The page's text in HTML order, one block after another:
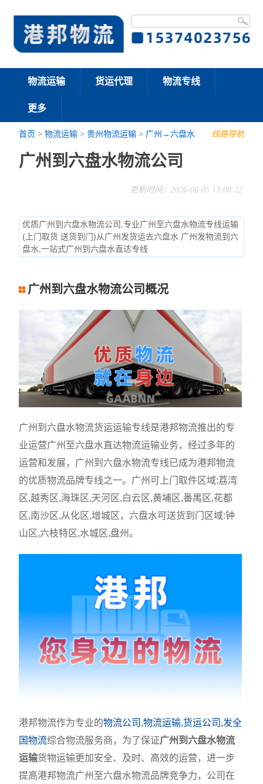
物流运输 货运代理 物流专线
更多
线路导航
首页 >物流运输 >贵州物流运输 > 广州→六盘水
广州到六盘水物流公司
更新时间：2026-08-05 13:08:22
优质广州到六盘水物流公司,专业广州至六盘水物流专线运输
(上门取货 送货到门)从广州发货运去六盘水 广州发物流到六
盘水,一站式广州到六盘水直达专线
广州到六盘水物流公司概况
广州到六盘水物流货运运输专线是港邦物流推出的专
业运营广州至六盘水直达物流运输业务，经过多年的
运营和发展，广州到六盘水物流专线已成为港邦物流
的优质物流品牌专线之一。广州可上门取件区域:荔湾
区,越秀区,海珠区,天河区,白云区,黄埔区,番禺区,花都
区,南沙区,从化区,增城区，六盘水可送货到门区域:钟
山区,六枝特区,水城区,盘州。
港邦物流作为专业的物流公司,物流运输,货运公司,发全
国物流综合物流服务商，为了保证广州到六盘水物流
运输货物运输更加安全、及时、高效的运营，进一步
提高港邦物流广州至六盘水物流品牌竞争力，公司在